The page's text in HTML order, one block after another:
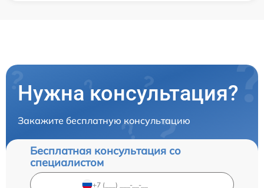
Нужна консультация?
Закажите бесплатную консультацию
Бесплатная консультация со
специалистом